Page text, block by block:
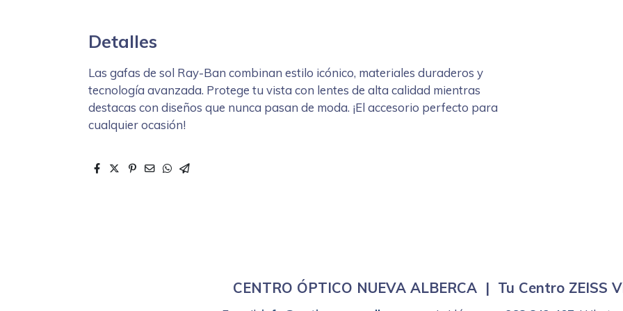
Detalles
Las gafas de sol Ray-Ban combinan estilo icónico, materiales duraderos y
tecnología avanzada. Protege tu vista con lentes de alta calidad mientras
destacas con diseños que nunca pasan de moda. ¡El accesorio perfecto para
cualquier ocasión!
CENTRO ÓPTICO NUEVA ALBERCA | Tu Centro ZEISS